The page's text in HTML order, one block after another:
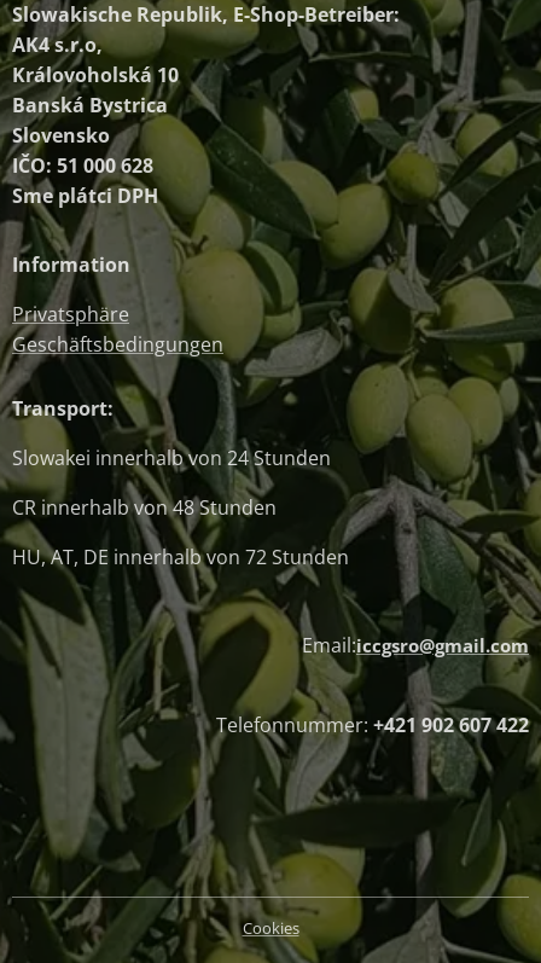
Slowakische Republik, E-Shop-Betreiber:
AK4 s.r.o,
Královoholská 10
Banská Bystrica
Slovensko
IČO: 51 000 628
Sme plátci DPH
Information
Privatsphäre
Geschäftsbedingungen
Transport:
Slowakei innerhalb von 24 Stunden
CR innerhalb von 48 Stunden
HU, AT, DE innerhalb von 72 Stunden
Email:iccgsro@gmail.com
Telefonnummer: +421 902 607 422
Cookies